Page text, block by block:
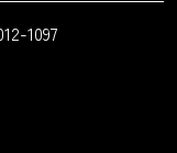
1097